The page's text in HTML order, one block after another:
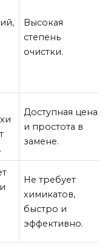
Высокая
степень
очистки.
Доступная цена
и простота в
замене.
Не требует
химикатов,
быстро и
эффективно.